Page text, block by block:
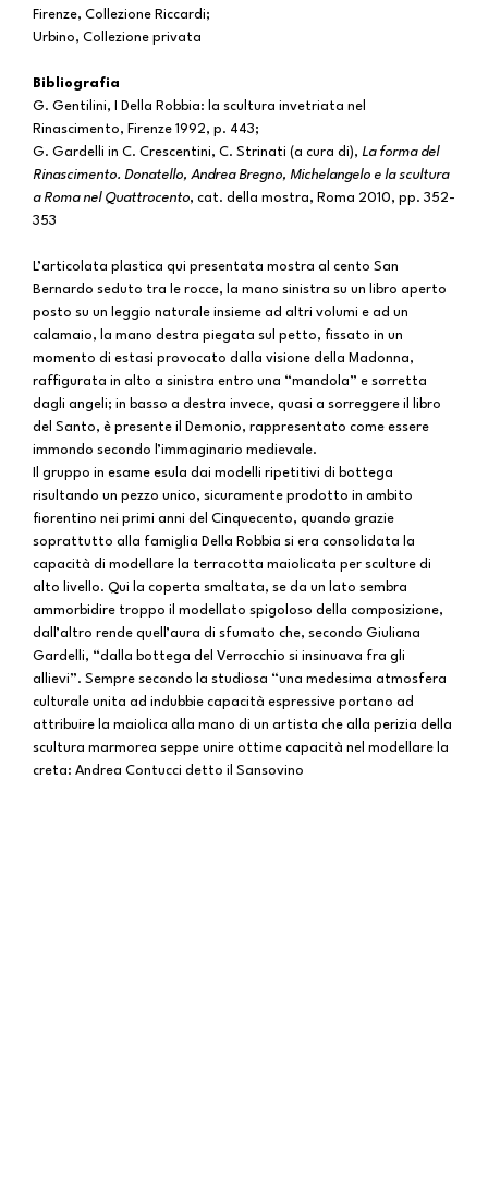
Firenze, Collezione Riccardi;
Urbino, Collezione privata
Bibliografia
G. Gentilini, I Della Robbia: la scultura invetriata nel
Rinascimento, Firenze 1992, p. 443;
G. Gardelli in C. Crescentini, C. Strinati (a cura di), La forma del
Rinascimento. Donatello, Andrea Bregno, Michelangelo e la scultura
a Roma nel Quattrocento, cat. della mostra, Roma 2010, pp. 352-
353
L’articolata plastica qui presentata mostra al cento San
Bernardo seduto tra le rocce, la mano sinistra su un libro aperto
posto su un leggio naturale insieme ad altri volumi e ad un
calamaio, la mano destra piegata sul petto, fissato in un
momento di estasi provocato dalla visione della Madonna,
raffigurata in alto a sinistra entro una “mandola” e sorretta
dagli angeli; in basso a destra invece, quasi a sorreggere il libro
del Santo, è presente il Demonio, rappresentato come essere
immondo secondo l’immaginario medievale.
Il gruppo in esame esula dai modelli ripetitivi di bottega
risultando un pezzo unico, sicuramente prodotto in ambito
fiorentino nei primi anni del Cinquecento, quando grazie
soprattutto alla famiglia Della Robbia si era consolidata la
capacità di modellare la terracotta maiolicata per sculture di
alto livello. Qui la coperta smaltata, se da un lato sembra
ammorbidire troppo il modellato spigoloso della composizione,
dall’altro rende quell’aura di sfumato che, secondo Giuliana
Gardelli, “dalla bottega del Verrocchio si insinuava fra gli
allievi”. Sempre secondo la studiosa “una medesima atmosfera
culturale unita ad indubbie capacità espressive portano ad
attribuire la maiolica alla mano di un artista che alla perizia della
scultura marmorea seppe unire ottime capacità nel modellare la
creta: Andrea Contucci detto il Sansovino